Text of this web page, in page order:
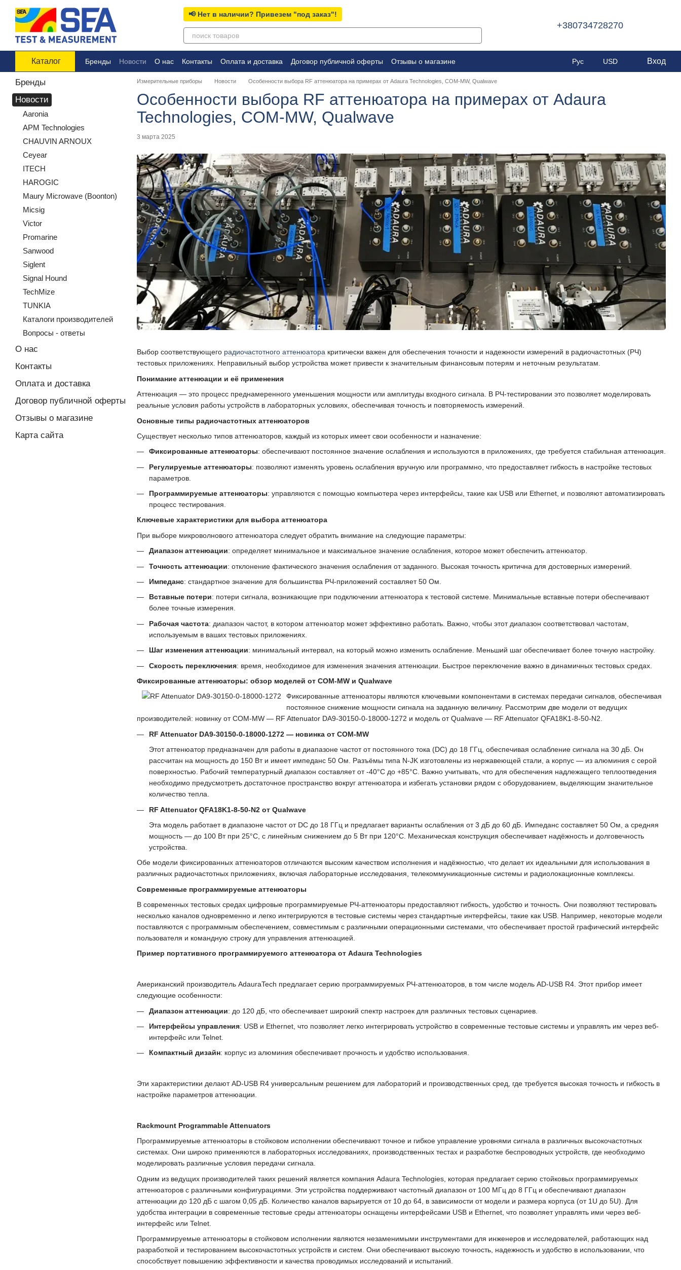
Перейти к основному контенту
📢 Нет в наличии? Привезем "под заказ"!
+380734728270
Каталог Бренды Новости О нас Контакты Оплата и доставка Договор публичной оферты Отзывы о магазине Рус USD Вход
Измерительные приборы Новости Особенности выбора RF аттенюатора на примерах от Adaura Technologies, COM-MW, Qualwave
Особенности выбора RF аттенюатора на примерах от Adaura
Technologies, COM-MW, Qualwave
3 марта 2025
Выбор соответствующего радиочастотного аттенюатора критически важен для обеспечения точности и надежности измерений в радиочастотных (РЧ)
тестовых приложениях. Неправильный выбор устройства может привести к значительным финансовым потерям и неточным результатам.
Понимание аттенюации и её применения
Аттенюация — это процесс преднамеренного уменьшения мощности или амплитуды входного сигнала. В РЧ-тестировании это позволяет моделировать
реальные условия работы устройств в лабораторных условиях, обеспечивая точность и повторяемость измерений.
Основные типы радиочастотных аттенюаторов
Существует несколько типов аттенюаторов, каждый из которых имеет свои особенности и назначение:
Фиксированные аттенюаторы: обеспечивают постоянное значение ослабления и используются в приложениях, где требуется стабильная аттенюация.
Регулируемые аттенюаторы: позволяют изменять уровень ослабления вручную или программно, что предоставляет гибкость в настройке тестовых
параметров.
Программируемые аттенюаторы: управляются с помощью компьютера через интерфейсы, такие как USB или Ethernet, и позволяют автоматизировать
процесс тестирования.
Ключевые характеристики для выбора аттенюатора
При выборе микроволнового аттенюатора следует обратить внимание на следующие параметры:
Диапазон аттенюации: определяет минимальное и максимальное значение ослабления, которое может обеспечить аттенюатор.
Точность аттенюации: отклонение фактического значения ослабления от заданного. Высокая точность критична для достоверных измерений.
Импеданс: стандартное значение для большинства РЧ-приложений составляет 50 Ом.
Вставные потери: потери сигнала, возникающие при подключении аттенюатора к тестовой системе. Минимальные вставные потери обеспечивают
более точные измерения.
Рабочая частота: диапазон частот, в котором аттенюатор может эффективно работать. Важно, чтобы этот диапазон соответствовал частотам,
используемым в ваших тестовых приложениях.
Шаг изменения аттенюации: минимальный интервал, на который можно изменить ослабление. Меньший шаг обеспечивает более точную настройку.
Скорость переключения: время, необходимое для изменения значения аттенюации. Быстрое переключение важно в динамичных тестовых средах.
Фиксированные аттенюаторы: обзор моделей от COM-MW и Qualwave
Фиксированные аттенюаторы являются ключевыми компонентами в системах передачи сигналов, обеспечивая
постоянное снижение мощности сигнала на заданную величину. Рассмотрим две модели от ведущих
производителей: новинку от COM-MW — RF Attenuator DA9-30150-0-18000-1272 и модель от Qualwave — RF Attenuator QFA18K1-8-50-N2.
RF Attenuator DA9-30150-0-18000-1272 — новинка от COM-MW
Этот аттенюатор предназначен для работы в диапазоне частот от постоянного тока (DC) до 18 ГГц, обеспечивая ослабление сигнала на 30 дБ. Он
рассчитан на мощность до 150 Вт и имеет импеданс 50 Ом. Разъёмы типа N-JK изготовлены из нержавеющей стали, а корпус — из алюминия с серой
поверхностью. Рабочий температурный диапазон составляет от -40°C до +85°C. Важно учитывать, что для обеспечения надлежащего теплоотведения
необходимо предусмотреть достаточное пространство вокруг аттенюатора и избегать установки рядом с оборудованием, выделяющим значительное
количество тепла.
RF Attenuator QFA18K1-8-50-N2 от Qualwave
Эта модель работает в диапазоне частот от DC до 18 ГГц и предлагает варианты ослабления от 3 дБ до 60 дБ. Импеданс составляет 50 Ом, а средняя
мощность — до 100 Вт при 25°C, с линейным снижением до 5 Вт при 120°C. Механическая конструкция обеспечивает надёжность и долговечность
устройства.
Обе модели фиксированных аттенюаторов отличаются высоким качеством исполнения и надёжностью, что делает их идеальными для использования в
различных радиочастотных приложениях, включая лабораторные исследования, телекоммуникационные системы и радиолокационные комплексы.
Современные программируемые аттенюаторы
В современных тестовых средах цифровые программируемые РЧ-аттенюаторы предоставляют гибкость, удобство и точность. Они позволяют тестировать
несколько каналов одновременно и легко интегрируются в тестовые системы через стандартные интерфейсы, такие как USB. Например, некоторые модели
поставляются с программным обеспечением, совместимым с различными операционными системами, что обеспечивает простой графический интерфейс
пользователя и командную строку для управления аттенюацией.
Пример портативного программируемого аттенюатора от Adaura Technologies
Американский производитель AdauraTech предлагает серию программируемых РЧ-аттенюаторов, в том числе модель AD-USB R4. Этот прибор имеет
следующие особенности:
Диапазон аттенюации: до 120 дБ, что обеспечивает широкий спектр настроек для различных тестовых сценариев.
Интерфейсы управления: USB и Ethernet, что позволяет легко интегрировать устройство в современные тестовые системы и управлять им через веб-
интерфейс или Telnet.
Компактный дизайн: корпус из алюминия обеспечивает прочность и удобство использования.
Эти характеристики делают AD-USB R4 универсальным решением для лабораторий и производственных сред, где требуется высокая точность и гибкость в
настройке параметров аттенюации.
Rackmount Programmable Attenuators
Программируемые аттенюаторы в стойковом исполнении обеспечивают точное и гибкое управление уровнями сигнала в различных высокочастотных
системах. Они широко применяются в лабораторных исследованиях, производственных тестах и разработке беспроводных устройств, где необходимо
моделировать различные условия передачи сигнала.
Одним из ведущих производителей таких решений является компания Adaura Technologies, которая предлагает серию стойковых программируемых
аттенюаторов с различными конфигурациями. Эти устройства поддерживают частотный диапазон от 100 МГц до 8 ГГц и обеспечивают диапазон
аттенюации до 120 дБ с шагом 0,05 дБ. Количество каналов варьируется от 10 до 64, в зависимости от модели и размера корпуса (от 1U до 5U). Для
удобства интеграции в современные тестовые среды аттенюаторы оснащены интерфейсами USB и Ethernet, что позволяет управлять ими через веб-
интерфейс или Telnet.
Программируемые аттенюаторы в стойковом исполнении являются незаменимыми инструментами для инженеров и исследователей, работающих над
разработкой и тестированием высокочастотных устройств и систем. Они обеспечивают высокую точность, надежность и удобство в использовании, что
способствует повышению эффективности и качества проводимых исследований и испытаний.
Бренды
Новости
Aaronia
APM Technologies
CHAUVIN ARNOUX
Ceyear
ITECH
HAROGIC
Maury Microwave (Boonton)
Micsig
Victor
Promarine
Sanwood
Siglent
Signal Hound
TechMize
TUNKIA
Каталоги производителей
Вопросы - ответы
О нас
Контакты
Оплата и доставка
Договор публичной оферты
Отзывы о магазине
Карта сайта